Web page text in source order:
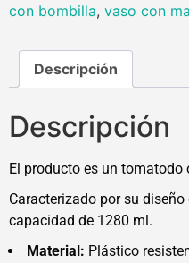
con bombilla, vaso con
Descripción
Descripción
El producto es un
Caracterizado por su
capacidad de 1280 ml.
Material: Plástico